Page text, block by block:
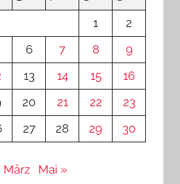
1
2
6 7 8
9
13 14 15
16
20 21 22
23
27 28 29 30
März Mai »